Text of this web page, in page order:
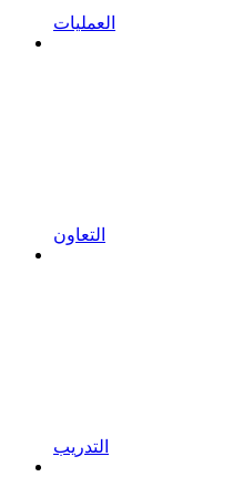
العمليات
التعاون
التدريب